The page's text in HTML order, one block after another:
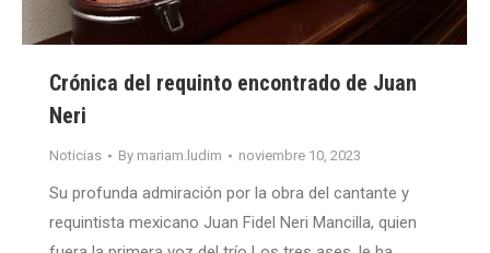
Crónica del requinto encontrado de Juan
Neri
Noticias By mariam.ludim noviembre 10, 2023
Su profunda admiración por la obra del cantante y
requintista mexicano Juan Fidel Neri Mancilla, quien